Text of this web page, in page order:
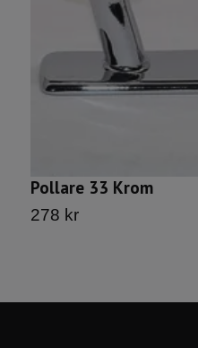
Pollare 33 Krom
278 kr